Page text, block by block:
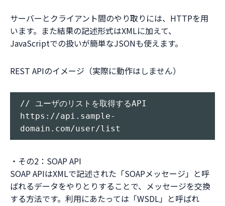
サーバーとクライアント間のやり取りには、HTTPを用
います。また結果の記述形式はXMLに加えて、
JavaScriptでの扱いが簡単なJSONも使えます。
REST APIのイメージ（実際に動作はしません）
// ユーザのリストを取得するAPI
https://api.sample-
・その2：SOAP API
SOAP APIはXMLで記述された「SOAPメッセージ」と呼
ばれるデータをやりとりすることで、メッセージを交換
する方法です。利用にあたっては「WSDL」と呼ばれ